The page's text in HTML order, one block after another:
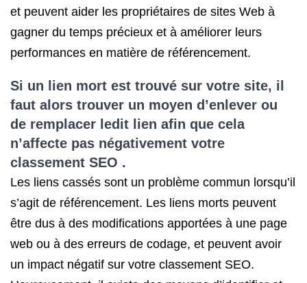
et peuvent aider les propriétaires de sites Web à
gagner du temps précieux et à améliorer leurs
performances en matière de référencement.
Si un lien mort est trouvé sur votre site, il
faut alors trouver un moyen d’enlever ou
de remplacer ledit lien afin que cela
n’affecte pas négativement votre
classement SEO .
Les liens cassés sont un problème commun lorsqu’il
s’agit de référencement. Les liens morts peuvent
être dus à des modifications apportées à une page
web ou à des erreurs de codage, et peuvent avoir
un impact négatif sur votre classement SEO.